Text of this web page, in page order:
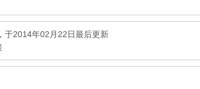
于2014年02月22日最后更新